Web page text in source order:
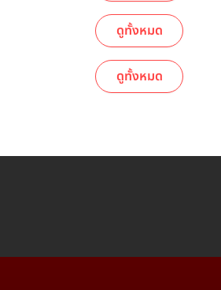
ดูทั้งหมด
ดูทั้งหมด